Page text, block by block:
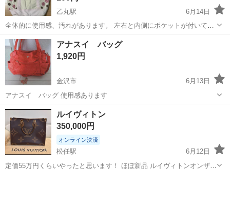
乙丸駅
6月14日
全体的に使用感、汚れがあります。 左右と内側にポケットが付いてい
ます。 巾着タイプなので、口を縛れば中身が落ちてこないです。 サイ
ズ（素人採寸） 高さ37.5cm マチ 縦16.5cm 横32.5cm
石川 金沢市 乙丸駅 バッグ
アナスイ バッグ
1,920円
金沢市
6月13日
アナスイ バッグ 使用感あります
石川 金沢市 バッグ
ルイヴィトン
350,000円
オンライン決済
松任駅
6月12日
定価55万円くらいやったと思います！ ほぼ新品 ルイヴィトンオンザゴ